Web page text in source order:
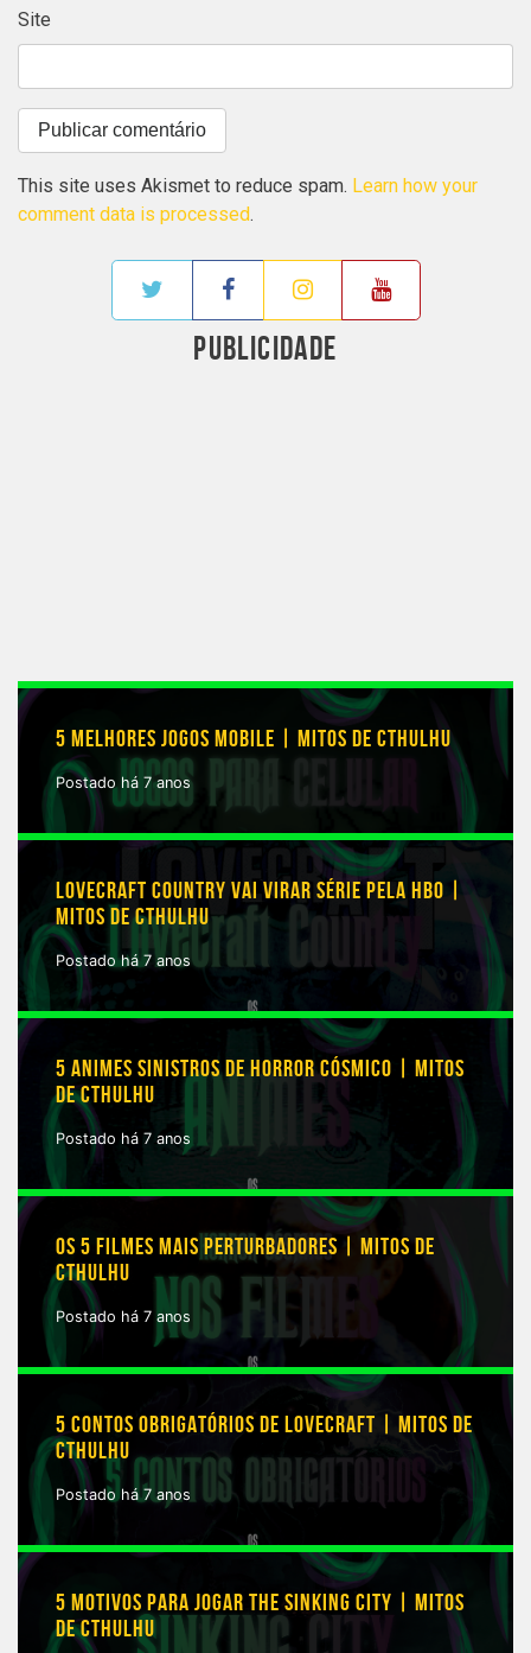
Site
This site uses Akismet to reduce spam. Learn how your
comment data is processed.
PUBLICIDADE
5 MELHORES JOGOS MOBILE | MITOS DE CTHULHU
Postado há 7 anos
LOVECRAFT COUNTRY VAI VIRAR SÉRIE PELA HBO |
MITOS DE CTHULHU
Postado há 7 anos
5 ANIMES SINISTROS DE HORROR CÓSMICO | MITOS
DE CTHULHU
Postado há 7 anos
OS 5 FILMES MAIS PERTURBADORES | MITOS DE
CTHULHU
Postado há 7 anos
5 CONTOS OBRIGATÓRIOS DE LOVECRAFT | MITOS DE
CTHULHU
Postado há 7 anos
5 MOTIVOS PARA JOGAR THE SINKING CITY | MITOS
DE CTHULHU